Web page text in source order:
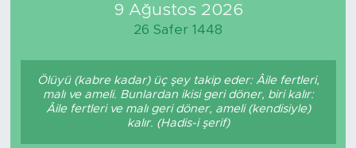
9 Ağustos 2026
26 Safer 1448
Ölüyü (kabre kadar) üç şey takip eder: Âile fertleri,
malı ve ameli. Bunlardan ikisi geri döner, biri kalır:
Âile fertleri ve malı geri döner, ameli (kendisiyle)
kalır. (Hadis-i şerif)